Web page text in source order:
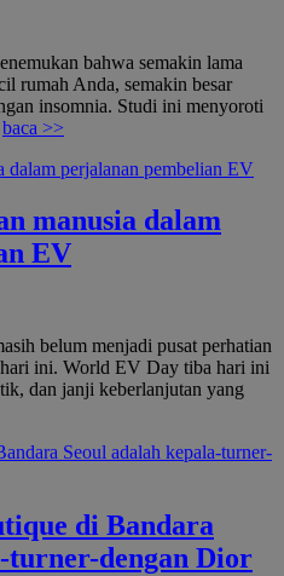
bahwa semakin lama
rumah Anda, semakin besar
insomnia. Studi ini menyoroti
baca >>
manusia dalam
EV
belum menjadi pusat perhatian
ini. World EV Day tiba hari ini
dan janji keberlanjutan yang
di Bandara
turner-dengan Dior